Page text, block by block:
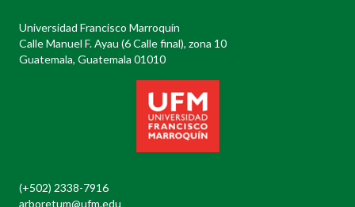
Universidad Francisco Marroquín
Calle Manuel F. Ayau (6 Calle final), zona 10
Guatemala, Guatemala 01010
(+502) 2338-7916
arboretum@ufm.edu